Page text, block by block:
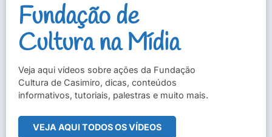
Fundação de
Cultura na Mídia
Veja aqui vídeos sobre ações da Fundação
Cultura de Casimiro, dicas, conteúdos
informativos, tutoriais, palestras e muito mais.
VEJA AQUI TODOS OS VÍDEOS